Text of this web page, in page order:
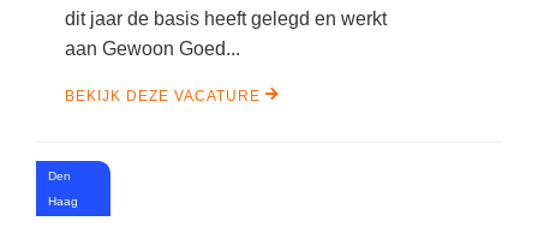
dit jaar de basis heeft gelegd en werkt
aan Gewoon Goed...
BEKIJK DEZE VACATURE
Den
Haag